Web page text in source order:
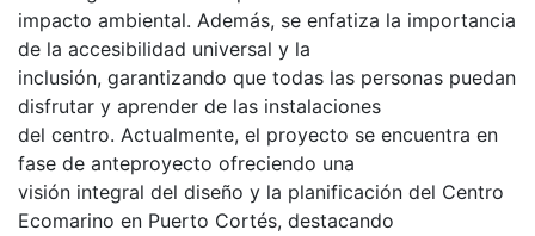
impacto ambiental. Además, se enfatiza la importancia
de la accesibilidad universal y la
inclusión, garantizando que todas las personas puedan
disfrutar y aprender de las instalaciones
del centro. Actualmente, el proyecto se encuentra en
fase de anteproyecto ofreciendo una
visión integral del diseño y la planificación del Centro
Ecomarino en Puerto Cortés, destacando